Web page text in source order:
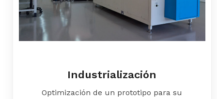
Industrialización
Optimización de un prototipo para su